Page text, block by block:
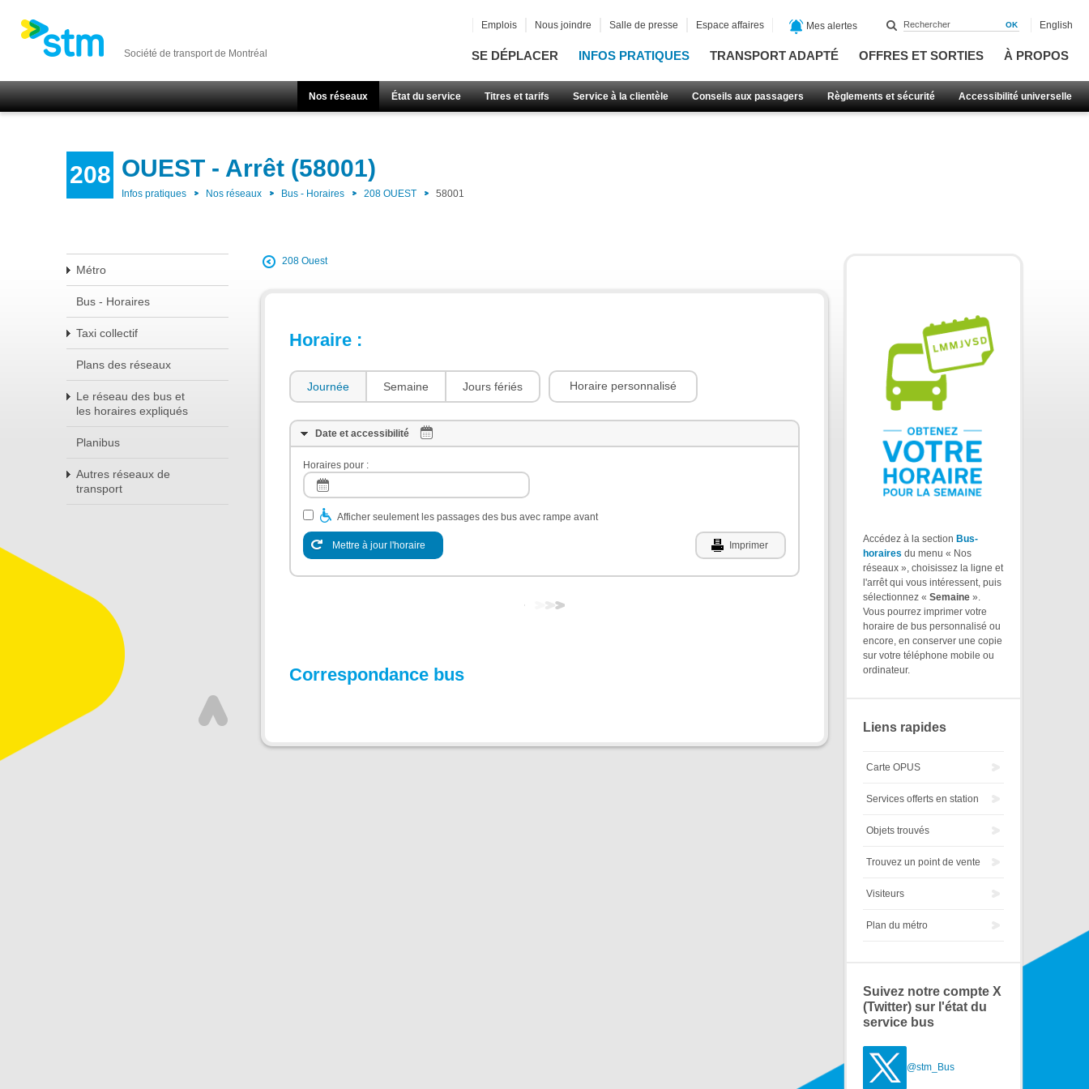
Société de transport de Montréal SE DÉPLACER INFOS PRATIQUES TRANSPORT ADAPTÉ OFFRES ET SORTIES À PROPOS
Nos réseaux État du service Titres et tarifs Service à la clientèle Conseils aux passagers Règlements et sécurité Accessibilité universelle
Emplois Nous joindre Salle de presse Espace affaires Mes alertes English
208 OUEST - Arrêt (58001)
Infos pratiques Nos réseaux Bus - Horaires 208 OUEST 58001
Métro
Bus - Horaires
Taxi collectif
Plans des réseaux
Le réseau des bus et
les horaires expliqués
Planibus
Autres réseaux de
transport
208 Ouest
Horaire :
Journée Semaine Jours fériés Horaire personnalisé
Date et accessibilité
Horaires pour :
Afficher seulement les passages des bus avec rampe avant
Mettre à jour l'horaire Imprimer
Correspondance bus
Accédez à la section Bus-
horaires du menu « Nos
réseaux », choisissez la ligne et
l'arrêt qui vous intéressent, puis
sélectionnez « Semaine ».
Vous pourrez imprimer votre
horaire de bus personnalisé ou
encore, en conserver une copie
sur votre téléphone mobile ou
ordinateur.
Liens rapides
Carte OPUS
Services offerts en station
Objets trouvés
Trouvez un point de vente
Visiteurs
Plan du métro
Suivez notre compte X
(Twitter) sur l'état du
service bus
@stm_Bus